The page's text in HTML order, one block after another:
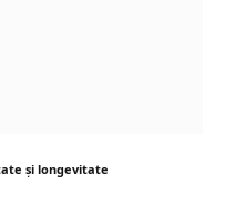
și longevitate